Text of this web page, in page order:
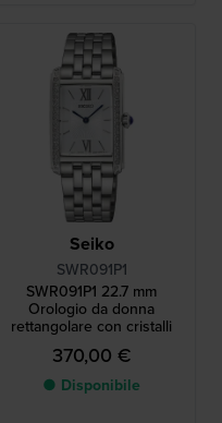
Seiko
SWR091P1
SWR091P1 22.7 mm
Orologio da donna
rettangolare con cristalli
370,00 €
● Disponibile